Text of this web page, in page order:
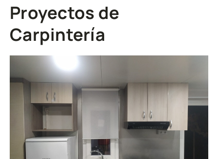
Proyectos de
Carpintería